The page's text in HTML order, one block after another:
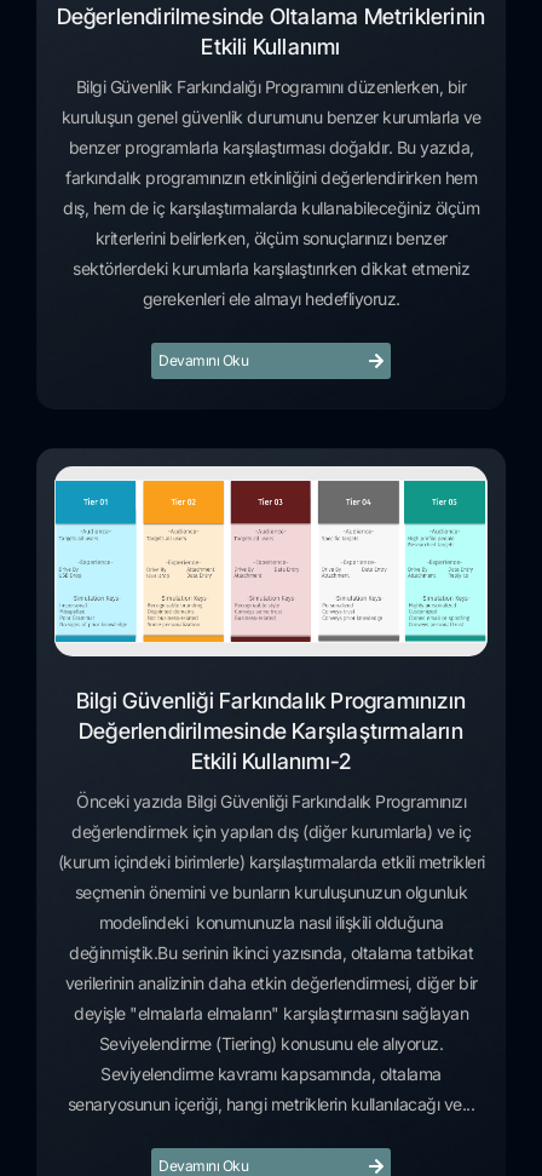
Değerlendirilmesinde Oltalama Metriklerinin
Etkili Kullanımı
Bilgi Güvenlik Farkındalığı Programını düzenlerken, bir
kuruluşun genel güvenlik durumunu benzer kurumlarla ve
benzer programlarla karşılaştırması doğaldır. Bu yazıda,
farkındalık programınızın etkinliğini değerlendirirken hem
dış, hem de iç karşılaştırmalarda kullanabileceğiniz ölçüm
kriterlerini belirlerken, ölçüm sonuçlarınızı benzer
sektörlerdeki kurumlarla karşılaştırırken dikkat etmeniz
gerekenleri ele almayı hedefliyoruz.
Devamını Oku
Bilgi Güvenliği Farkındalık Programınızın
Değerlendirilmesinde Karşılaştırmaların
Etkili Kullanımı-2
Önceki yazıda Bilgi Güvenliği Farkındalık Programınızı
değerlendirmek için yapılan dış (diğer kurumlarla) ve iç
(kurum içindeki birimlerle) karşılaştırmalarda etkili metrikleri
seçmenin önemini ve bunların kuruluşunuzun olgunluk
modelindeki konumunuzla nasıl ilişkili olduğuna
değinmiştik.Bu serinin ikinci yazısında, oltalama tatbikat
verilerinin analizinin daha etkin değerlendirmesi, diğer bir
deyişle "elmalarla elmaların" karşılaştırmasını sağlayan
Seviyelendirme (Tiering) konusunu ele alıyoruz.
Seviyelendirme kavramı kapsamında, oltalama
senaryosunun içeriği, hangi metriklerin kullanılacağı ve...
Devamını Oku